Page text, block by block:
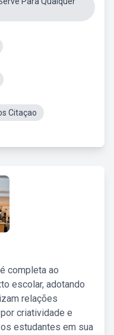
Citaçao
completa ao
escolar, adotando
relações
criatividade e
estudantes em sua